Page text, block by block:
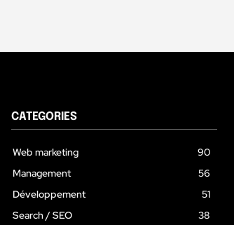
CATEGORIES
Web marketing
90
Management
56
Développement
51
Search / SEO
38